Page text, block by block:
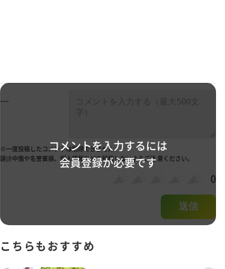
コメントを入力するには
会員登録が必要です
---
※一度投稿したコメントは削除できません。
誹謗中傷や名誉棄損、個人情報などを投稿しないようご注 意ください。
0
送信
こちらもおすすめ